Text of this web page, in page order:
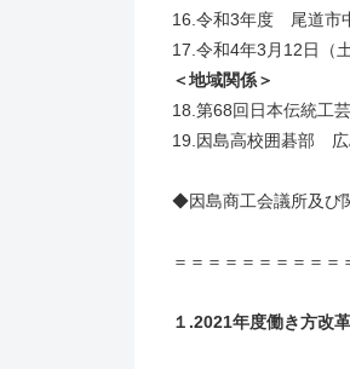
16.令和3年度 尾道市
17.令和4年3月12日（
＜地域関係＞
18.第68回日本伝統工
19.因島高校囲碁部
◆因島商工会議所及び
＝＝＝＝＝＝＝＝＝
１.2021年度働き方改